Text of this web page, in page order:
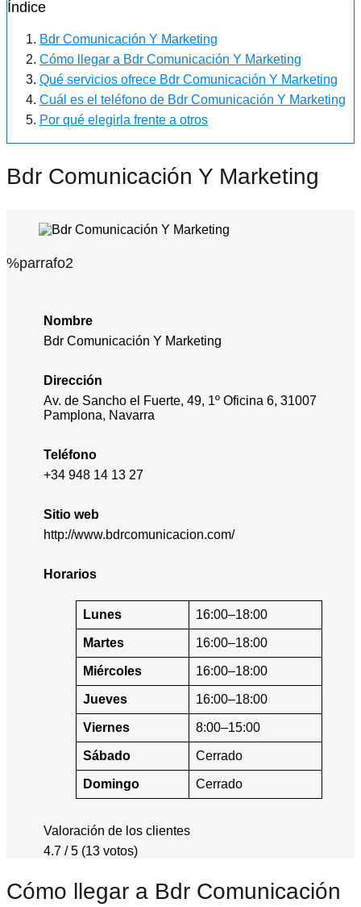
Índice
Bdr Comunicación Y Marketing
Cómo llegar a Bdr Comunicación Y Marketing
Qué servicios ofrece Bdr Comunicación Y Marketing
Cuál es el teléfono de Bdr Comunicación Y Marketing
Por qué elegirla frente a otros
Bdr Comunicación Y Marketing
%parrafo2
Nombre
Bdr Comunicación Y Marketing
Dirección
Av. de Sancho el Fuerte, 49, 1º Oficina 6, 31007
Pamplona, Navarra
Teléfono
+34 948 14 13 27
Sitio web
http://www.bdrcomunicacion.com/
Horarios
Lunes 16:00–18:00
Martes 16:00–18:00
Miércoles 16:00–18:00
Jueves 16:00–18:00
Viernes 8:00–15:00
Sábado Cerrado
Domingo Cerrado
Valoración de los clientes
4.7 / 5 (13 votos)
Cómo llegar a Bdr Comunicación